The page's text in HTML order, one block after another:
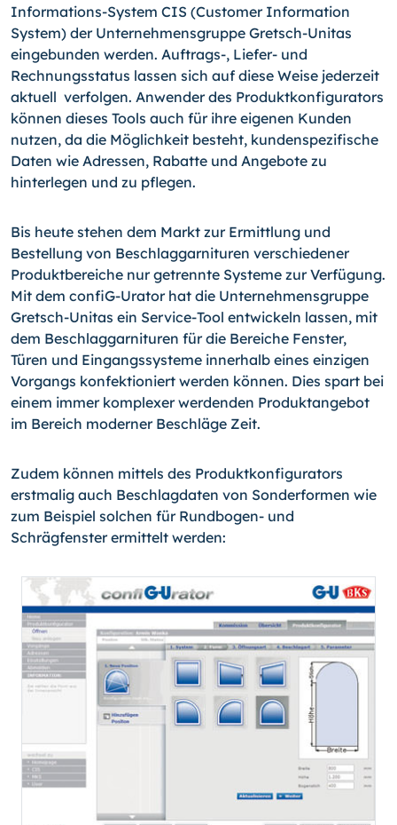
Informations-System CIS (Customer Information
System) der Unternehmensgruppe Gretsch-Unitas
eingebunden werden. Auftrags-, Liefer- und
Rechnungsstatus lassen sich auf diese Weise jederzeit
aktuell verfolgen. Anwender des Produktkonfigurators
können dieses Tools auch für ihre eigenen Kunden
nutzen, da die Möglichkeit besteht, kundenspezifische
Daten wie Adressen, Rabatte und Angebote zu
hinterlegen und zu pflegen.
Bis heute stehen dem Markt zur Ermittlung und
Bestellung von Beschlaggarnituren verschiedener
Produktbereiche nur getrennte Systeme zur Verfügung.
Mit dem confiG-Urator hat die Unternehmensgruppe
Gretsch-Unitas ein Service-Tool entwickeln lassen, mit
dem Beschlaggarnituren für die Bereiche Fenster,
Türen und Eingangssysteme innerhalb eines einzigen
Vorgangs konfektioniert werden können. Dies spart bei
einem immer komplexer werdenden Produktangebot
im Bereich moderner Beschläge Zeit.
Zudem können mittels des Produktkonfigurators
erstmalig auch Beschlagdaten von Sonderformen wie
zum Beispiel solchen für Rundbogen- und
Schrägfenster ermittelt werden: